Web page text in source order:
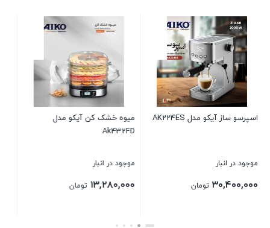
مدل سرخ کن آیکو مدل AK471FR
۱۲,۲۴۰,۰۰۰ ۱۶,۳۲۰,۰۰۰